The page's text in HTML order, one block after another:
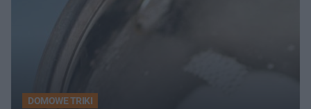
DOMOWE TRIKI